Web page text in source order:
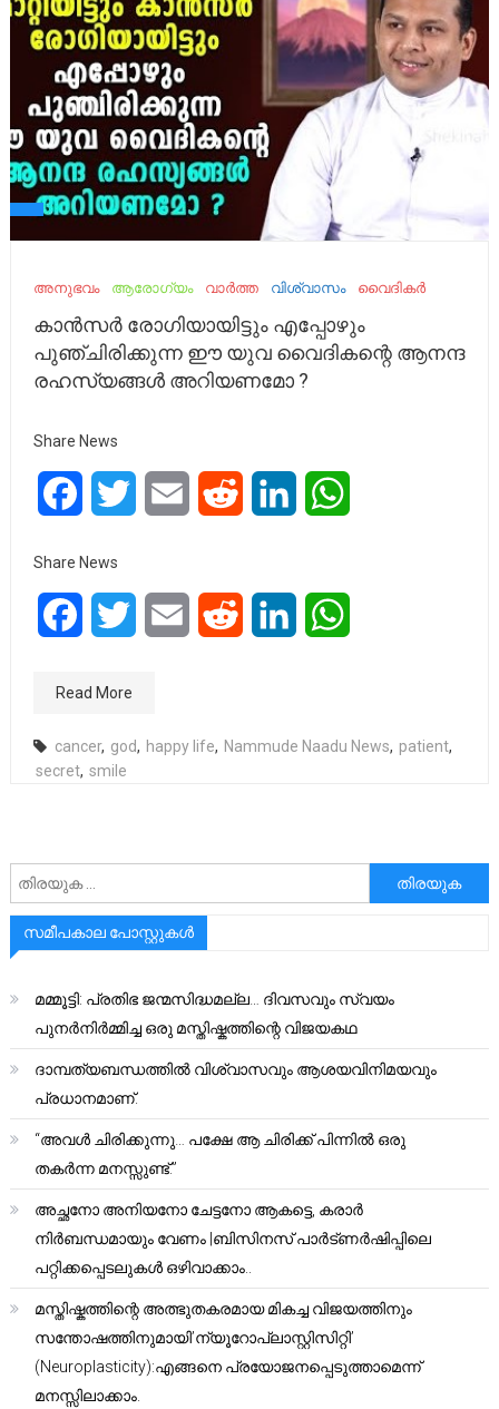
അനുഭവം ആരോഗ്യം വാർത്ത വിശ്വാസം വൈദികർ
കാൻസർ രോഗിയായിട്ടും എപ്പോഴും
പുഞ്ചിരിക്കുന്ന ഈ യുവ വൈദികന്റെ ആനന്ദ
രഹസ്യങ്ങൾ അറിയണമോ ?
Share News
FacebookTwitter Email Reddit LinkedIn
Share News
FacebookTwitter Email Reddit LinkedIn
Read More
cancer, god, happy life, Nammude Naadu News, patient,
secret, smile
അനേഷിക്കുക
സമീപകാല പോസ്റ്റുകൾ
മമ്മൂട്ടി: പ്രതിഭ ജന്മസിദ്ധമല്ല… ദിവസവും സ്വയം
പുനർനിർമ്മിച്ച ഒരു മസ്തിഷ്കത്തിന്റെ വിജയകഥ
ദാമ്പത്യബന്ധത്തിൽ വിശ്വാസവും ആശയവിനിമയവും
പ്രധാനമാണ്.
“അവൾ ചിരിക്കുന്നു… പക്ഷേ ആ ചിരിക്ക് പിന്നിൽ ഒരു
തകർന്ന മനസ്സുണ്ട്.”
അച്ഛനോ അനിയനോ ചേട്ടനോ ആകട്ടെ, കരാർ
നിർബന്ധമായും വേണം |ബിസിനസ് പാർട്ണർഷിപ്പിലെ
പറ്റിക്കപ്പെടലുകൾ ഒഴിവാക്കാം..
മസ്തിഷ്കത്തിന്റെ അത്ഭുതകരമായ മികച്ച വിജയത്തിനും
സന്തോഷത്തിനുമായി’ന്യൂറോപ്ലാസ്റ്റിസിറ്റി’
(Neuroplasticity):എങ്ങനെ പ്രയോജനപ്പെടുത്താമെന്ന്
മനസ്സിലാക്കാം.